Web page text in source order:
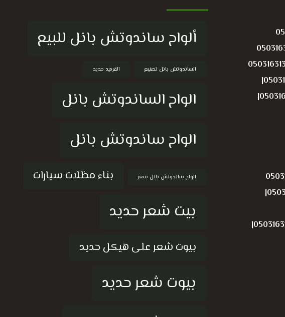
حداد أبواب حديد في راس الخيمة |0503163139|
تركيب قرميد حديد في الشارقة |0503163139|
ألواح ساندوتش بانل للبيع
الساندوتش بانل تصنيع القرميد حديد
الواح الساندوتش بانل
الواح ساندوتش بانل
الواح ساندوتش بانل سعر بناء مظلات سيارات
بيت شعر حديد
بيوت شعر على هيكل حديد
بيوت شعر حديد